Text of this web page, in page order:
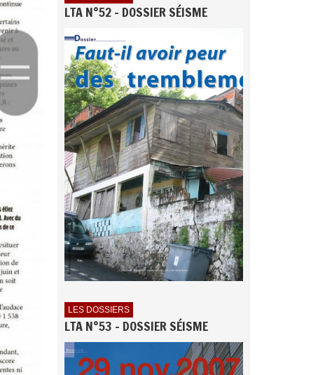
LTA N°52 - DOSSIER SÉISME
LES DOSSIERS
LTA N°53 - DOSSIER SÉISME